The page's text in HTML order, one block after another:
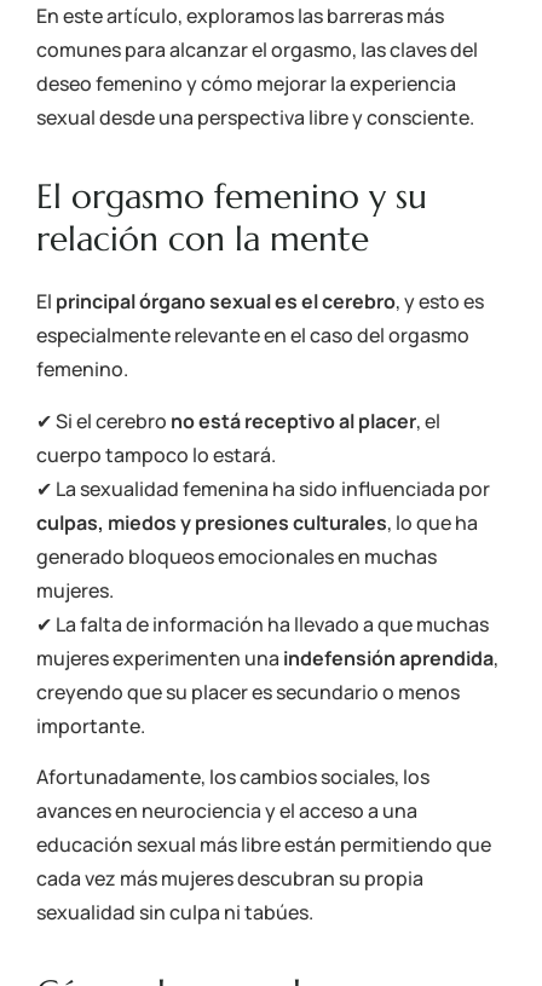
En este artículo, exploramos las barreras más
comunes para alcanzar el orgasmo, las claves del
deseo femenino y cómo mejorar la experiencia
sexual desde una perspectiva libre y consciente.
El orgasmo femenino y su
relación con la mente
El principal órgano sexual es el cerebro, y esto es
especialmente relevante en el caso del orgasmo
femenino.
✔ Si el cerebro no está receptivo al placer, el
cuerpo tampoco lo estará.
✔ La sexualidad femenina ha sido influenciada por
culpas, miedos y presiones culturales, lo que ha
generado bloqueos emocionales en muchas
mujeres.
✔ La falta de información ha llevado a que muchas
mujeres experimenten una indefensión aprendida,
creyendo que su placer es secundario o menos
importante.
Afortunadamente, los cambios sociales, los
avances en neurociencia y el acceso a una
educación sexual más libre están permitiendo que
cada vez más mujeres descubran su propia
sexualidad sin culpa ni tabúes.